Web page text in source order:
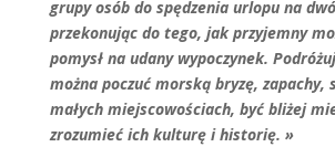
grupy osób do spędzenia urlopu na
przekonując do tego, jak przyjemny
pomysł na udany wypoczynek.
można poczuć morską bryzę, zapachy,
małych miejscowościach, być bliżej
zrozumieć ich kulturę i historię. »